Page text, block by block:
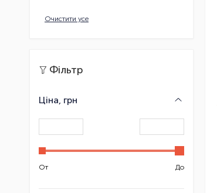
Очистити усе
Фільтр
Ціна, грн
От До